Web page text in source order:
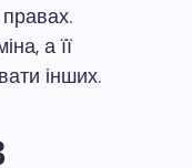
а її
інших.